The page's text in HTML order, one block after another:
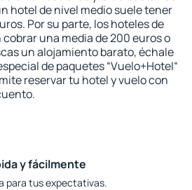
hotel de nivel medio suele tener
Por su parte, los hoteles de
una media de 200 euros o
un alojamiento barato, échale
de paquetes “Vuelo+Hotel“
reservar tu hotel y vuelo con
y fácilmente
para tus expectativas.